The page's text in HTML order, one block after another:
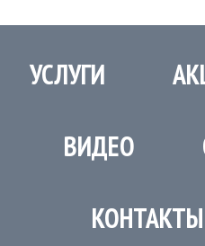
УСЛУГИ
ВИДЕО
КОНТАКТЫ